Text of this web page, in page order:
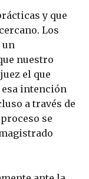
y que
Los
un
nuestro
el que
intención
a través de
se